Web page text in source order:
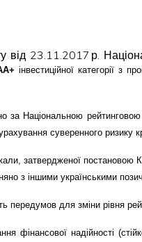
від 23.11.2017 р.
+ інвестиційної категорії з
за Національною
суверенного
затвердженої
з іншими українськими
передумов для зміни рівня
фінансової надійності